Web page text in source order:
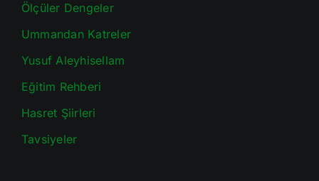
Ölçüler Dengeler
Ummandan Katreler
Yusuf Aleyhisellam
Eğitim Rehberi
Hasret Şiirleri
Tavsiyeler